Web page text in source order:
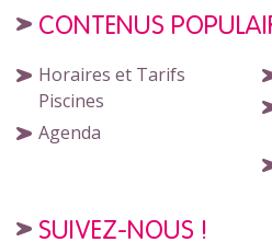
CONTENUS
Horaires et Tarifs
Piscines
Agenda
SUIVEZ-NOUS !